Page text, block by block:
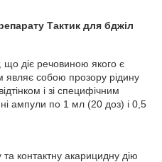
Тактик для бджіл
діє речовиною якого є
являє собою прозору рідину
і зі специфічним
ампули по 1 мл (20 доз) і 0,5
контактну акарицидну дію